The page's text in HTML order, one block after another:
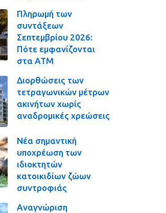
Πληρωμή των
συντάξεων
Σεπτεμβρίου 2026:
Πότε εμφανίζονται
στα ΑΤΜ
Διορθώσεις των
τετραγωνικών μέτρων
ακινήτων χωρίς
αναδρομικές χρεώσεις
Νέα σημαντική
υποχρέωση των
ιδιοκτητών
κατοικιδίων ζώων
συντροφιάς
Αναγνώριση